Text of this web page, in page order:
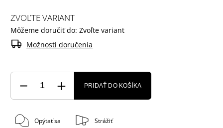
ZVOĽTE VARIANT
Môžeme doručiť do: Zvoľte variant
Možnosti doručenia
PRIDAŤ DO KOŠÍKA
Opýtať sa Strážiť